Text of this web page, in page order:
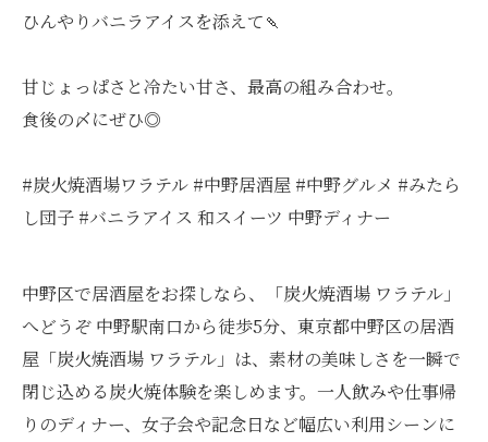
ひんやりバニラアイスを添えて🍡
甘じょっぱさと冷たい甘さ、最高の組み合わせ。
食後の〆にぜひ◎
#炭火焼酒場ワラテル #中野居酒屋 #中野グルメ #みたら
し団子 #バニラアイス 和スイーツ 中野ディナー
中野区で居酒屋をお探しなら、「炭火焼酒場 ワラテル」
へどうぞ 中野駅南口から徒歩5分、東京都中野区の居酒
屋「炭火焼酒場 ワラテル」は、素材の美味しさを一瞬で
閉じ込める炭火焼体験を楽しめます。一人飲みや仕事帰
りのディナー、女子会や記念日など幅広い利用シーンに